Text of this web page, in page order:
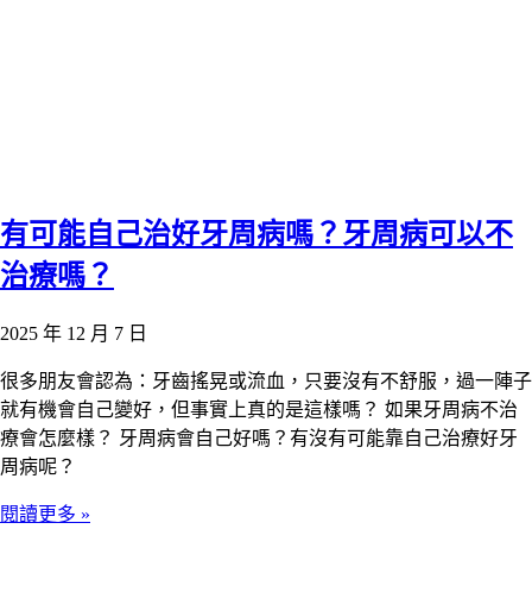
有可能自己治好牙周病嗎？牙周病可以不
治療嗎？
2025 年 12 月 7 日
很多朋友會認為：牙齒搖晃或流血，只要沒有不舒服，過一陣子
就有機會自己變好，但事實上真的是這樣嗎？ 如果牙周病不治
療會怎麼樣？ 牙周病會自己好嗎？有沒有可能靠自己治療好牙
周病呢？
閱讀更多 »